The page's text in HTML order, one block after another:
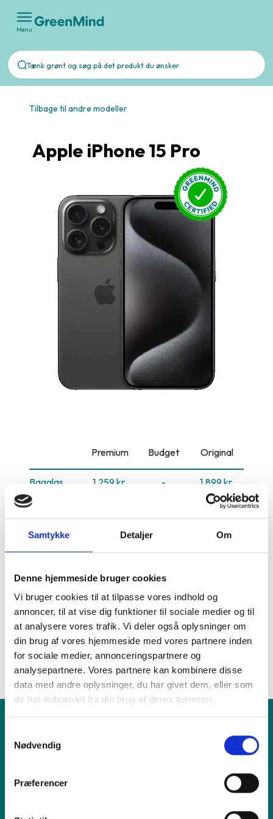
Samtykke Detaljer Om
Denne hjemmeside bruger cookies
Vi bruger cookies til at tilpasse vores indhold og
annoncer, til at vise dig funktioner til sociale medier og til
at analysere vores trafik. Vi deler også oplysninger om
din brug af vores hjemmeside med vores partnere inden
for sociale medier, annonceringspartnere og
analysepartnere. Vores partnere kan kombinere disse
data med andre oplysninger, du har givet dem, eller som
de har indsamlet fra din brug af deres tjenester.
Nødvendig
Præferencer
Menu
Tilbage til andre modeller
Apple iPhone 15 Pro
Budget
Premium Original
Bagglas -
1.259 kr. 1.899 kr.
Batteri 1.199 kr.
Dock 1.000 kr. -
Kamera
(Bag)
Fandt du ikke det du søgte efter?
RING TIL OS FIND VÆRKSTED
Produkt
Vi tilbyder